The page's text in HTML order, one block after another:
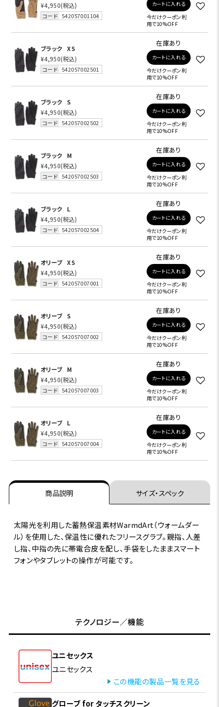
¥4,950(税込)
コード 542057001104
カートに入れる
今だけクーポン利
用で10%OFF
ブラック
XS
¥4,950(税込)
コード 542057002501
在庫あり
カートに入れる
今だけクーポン利
用で10%OFF
ブラック
S
¥4,950(税込)
コード 542057002502
在庫あり
カートに入れる
今だけクーポン利
用で10%OFF
ブラック
M
¥4,950(税込)
コード 542057002503
在庫あり
カートに入れる
今だけクーポン利
用で10%OFF
ブラック
L
¥4,950(税込)
コード 542057002504
在庫あり
カートに入れる
今だけクーポン利
用で10%OFF
オリーブ XS
¥4,950(税込)
コード 542057007001
在庫あり
カートに入れる
今だけクーポン利
用で10%OFF
オリーブ S
¥4,950(税込)
コード 542057007002
在庫あり
カートに入れる
今だけクーポン利
用で10%OFF
オリーブ
M
¥4,950(税込)
コード 542057007003
在庫あり
カートに入れる
今だけクーポン利
用で10%OFF
オリーブ
L
¥4,950(税込)
コード 542057007004
在庫あり
カートに入れる
今だけクーポン利
用で10%OFF
商品説明 サイズ・スペック
太陽光を利用した蓄熱保温素材WarmdArt（ウォームダー
ル）を使用した、保温性に優れたフリースグラブ。親指、人差
し指、中指の先に帯電合皮を配し、手袋をしたままスマート
フォンやタブレットの操作が可能です。
テクノロジー／機能
ユニセックス
ユニセックス
この機能の製品一覧を見る
グローブ for タッチスクリーン